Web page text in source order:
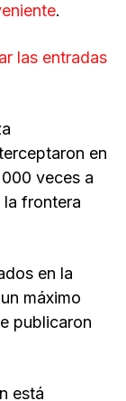
.
las entradas
en
veces a
la frontera
en la
máximo
publicaron
está